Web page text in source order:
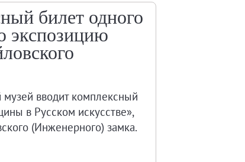
билет одного
экспозицию
вводит комплексный
в Русском искусстве»,
(Инженерного) замка.